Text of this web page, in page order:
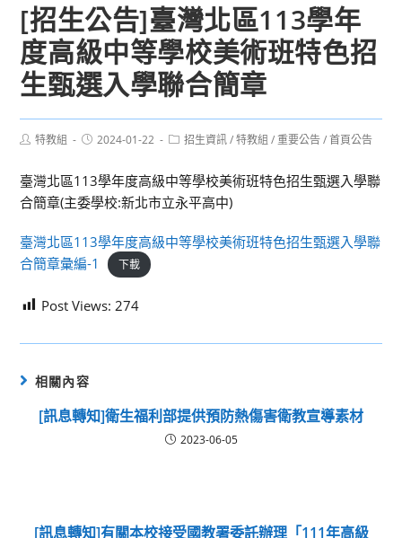
[招生公告]臺灣北區113學年
度高級中等學校美術班特色招
生甄選入學聯合簡章
Post特教組
Post2024-01-22
Post招生資訊 / 特教組 / 重要公告 / 首頁公告
臺灣北區113學年度高級中等學校美術班特色招生甄選入學聯
合簡章(主委學校:新北市立永平高中)
臺灣北區113學年度高級中等學校美術班特色招生甄選入學聯
合簡章彙編-1
下載
Post Views: 274
相關內容
[訊息轉知]衛生福利部提供預防熱傷害衛教宣導素材
2023-06-05
[訊息轉知]有關本校接受國教署委託辦理「111年高級